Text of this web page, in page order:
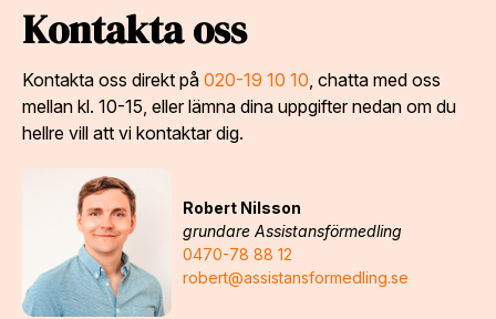
Kontakta oss
Kontakta oss direkt på 020-19 10 10 , chatta med oss
mellan kl. 10-15, eller lämna dina uppgifter nedan om du
hellre vill att vi kontaktar dig.
Robert Nilsson
grundare Assistansförmedling
0470-78 88 12
robert@assistansformedling.se